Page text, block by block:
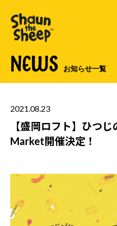
NEWS お知らせ一覧
2021.08.23
【盛岡ロフト】ひつ
Market開催決定！